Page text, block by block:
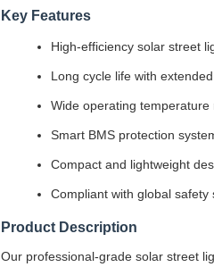
Key Features
High-efficiency solar street
Long cycle life with
Wide operating temperature
Smart BMS protection
Compact and lightweight
Compliant with global safety
Product Description
Our professional-grade solar street